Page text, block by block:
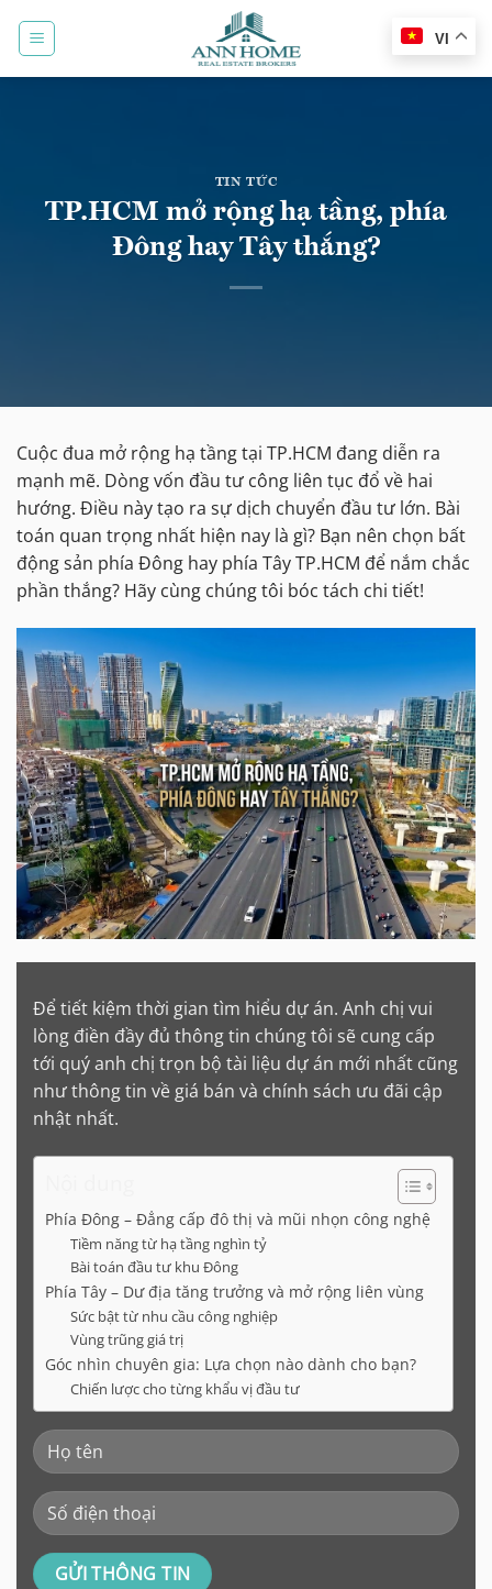
qua
VI
TIN TỨC
TP.HCM mở rộng hạ tầng, phía
Đông hay Tây thắng?
Cuộc đua mở rộng hạ tầng tại TP.HCM đang diễn ra
mạnh mẽ. Dòng vốn đầu tư công liên tục đổ về hai
hướng. Điều này tạo ra sự dịch chuyển đầu tư lớn. Bài
toán quan trọng nhất hiện nay là gì? Bạn nên chọn bất
động sản phía Đông hay phía Tây TP.HCM để nắm chắc
phần thắng? Hãy cùng chúng tôi bóc tách chi tiết!
Để tiết kiệm thời gian tìm hiểu dự án. Anh chị vui
lòng điền đầy đủ thông tin chúng tôi sẽ cung cấp
tới quý anh chị trọn bộ tài liệu dự án mới nhất cũng
như thông tin về giá bán và chính sách ưu đãi cập
nhật nhất.
Phía Đông – Đẳng cấp đô thị và mũi nhọn công nghệ
Tiềm năng từ hạ tầng nghìn tỷ
Bài toán đầu tư khu Đông
Phía Tây – Dư địa tăng trưởng và mở rộng liên vùng
Sức bật từ nhu cầu công nghiệp
Vùng trũng giá trị
Góc nhìn chuyên gia: Lựa chọn nào dành cho bạn?
Chiến lược cho từng khẩu vị đầu tư